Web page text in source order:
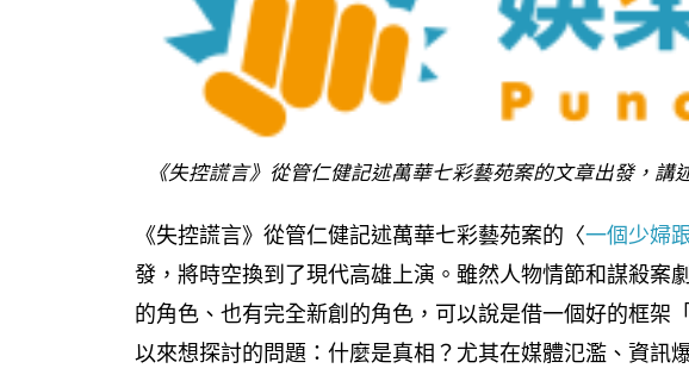
《失控謊言》從管仁健記述萬華七彩藝苑案的文章出發，講
《失控謊言》從管仁健記述萬華七彩藝苑案的〈一個少婦
發，將時空換到了現代高雄上演。雖然人物情節和謀殺案
的角色、也有完全新創的角色，可以說是借一個好的框架
以來想探討的問題：什麼是真相？尤其在媒體氾濫、資訊